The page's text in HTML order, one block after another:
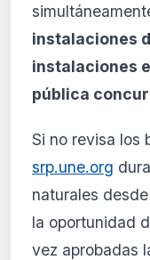
instalaciones
instalaciones
pública
Si no revisa los
srp.une.org
naturales
la oportunidad
vez aprobadas